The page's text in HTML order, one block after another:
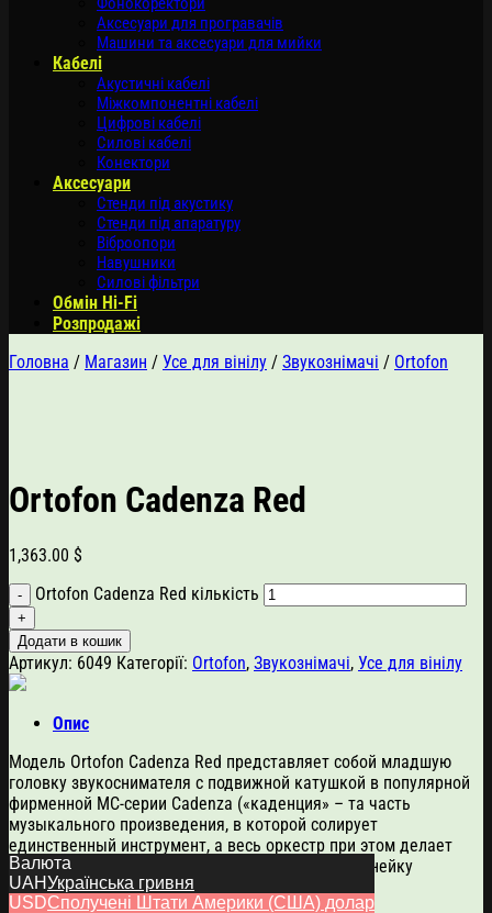
Аксесуари для програвачів
Машини та аксесуари для мийки
Кабелі
Акустичні кабелі
Міжкомпонентні кабелі
Цифрові кабелі
Силові кабелі
Конектори
Аксесуари
Стенди під акустику
Стенди під апаратуру
Віброопори
Навушники
Силові фільтри
Обмін Hi-Fi
Розпродажі
Головна / Магазин / Усе для вінілу / Звукознімачі / Ortofon
Ortofon Cadenza Red
1,363.00 $
Ortofon Cadenza Red кількість
Додати в кошик
Артикул: 6049 Категорії: Ortofon, Звукознімачі, Усе для вінілу
Опис
Модель Ortofon Cadenza Red представляет собой младшую
головку звукоснимателя с подвижной катушкой в популярной
фирменной MC-серии Cadenza («каденция» – та часть
музыкального произведения, в которой солирует
единственный инструмент, а весь оркестр при этом делает
паузу). Серия сменила ранее выпускавшуюся линейку
Kontrapunkt.
Валюта
UAHУкраїнська гривня
USDСполучені Штати Америки (США) долар